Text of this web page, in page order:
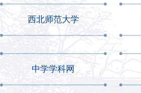
西北师范大学
中学学科网